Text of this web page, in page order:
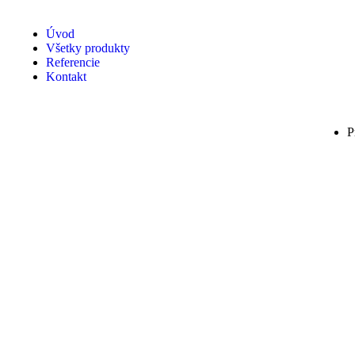
Úvod
Všetky produkty
Referencie
Kontakt